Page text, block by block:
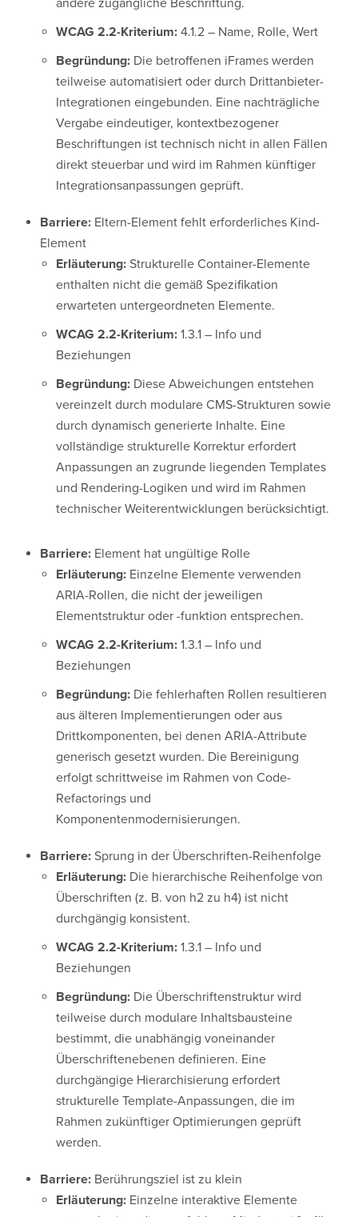
andere zugängliche Beschriftung.
WCAG 2.2-Kriterium: 4.1.2 – Name, Rolle, Wert
Begründung: Die betroffenen iFrames werden
teilweise automatisiert oder durch Drittanbieter-
Integrationen eingebunden. Eine nachträgliche
Vergabe eindeutiger, kontextbezogener
Beschriftungen ist technisch nicht in allen Fällen
direkt steuerbar und wird im Rahmen künftiger
Integrationsanpassungen geprüft.
Barriere: Eltern-Element fehlt erforderliches Kind-
Element
Erläuterung: Strukturelle Container-Elemente
enthalten nicht die gemäß Spezifikation
erwarteten untergeordneten Elemente.
WCAG 2.2-Kriterium: 1.3.1 – Info und
Beziehungen
Begründung: Diese Abweichungen entstehen
vereinzelt durch modulare CMS-Strukturen sowie
durch dynamisch generierte Inhalte. Eine
vollständige strukturelle Korrektur erfordert
Anpassungen an zugrunde liegenden Templates
und Rendering-Logiken und wird im Rahmen
technischer Weiterentwicklungen berücksichtigt.
Barriere: Element hat ungültige Rolle
Erläuterung: Einzelne Elemente verwenden
ARIA-Rollen, die nicht der jeweiligen
Elementstruktur oder -funktion entsprechen.
WCAG 2.2-Kriterium: 1.3.1 – Info und
Beziehungen
Begründung: Die fehlerhaften Rollen resultieren
aus älteren Implementierungen oder aus
Drittkomponenten, bei denen ARIA-Attribute
generisch gesetzt wurden. Die Bereinigung
erfolgt schrittweise im Rahmen von Code-
Refactorings und
Komponentenmodernisierungen.
Barriere: Sprung in der Überschriften-Reihenfolge
Erläuterung: Die hierarchische Reihenfolge von
Überschriften (z. B. von h2 zu h4) ist nicht
durchgängig konsistent.
WCAG 2.2-Kriterium: 1.3.1 – Info und
Beziehungen
Begründung: Die Überschriftenstruktur wird
teilweise durch modulare Inhaltsbausteine
bestimmt, die unabhängig voneinander
Überschriftenebenen definieren. Eine
durchgängige Hierarchisierung erfordert
strukturelle Template-Anpassungen, die im
Rahmen zukünftiger Optimierungen geprüft
werden.
Barriere: Berührungsziel ist zu klein
Erläuterung: Einzelne interaktive Elemente